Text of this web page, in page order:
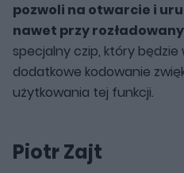
pozwoli na otwarcie i
nawet przy
specjalny czip, który
dodatkowe kodowanie
użytkowania tej funkcji.
Piotr Zajt